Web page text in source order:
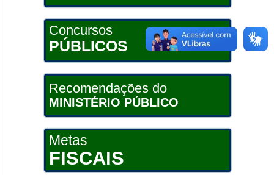
Concursos
PÚBLICOS
Recomendações do
MINISTÉRIO PÚBLICO
Metas
FISCAIS